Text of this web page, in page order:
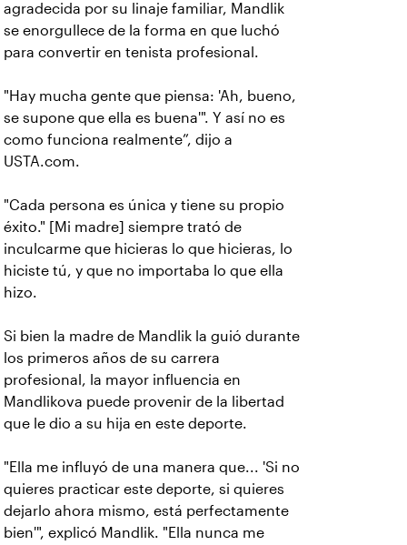
agradecida por su linaje familiar, Mandlik
se enorgullece de la forma en que luchó
para convertir en tenista profesional.
"Hay mucha gente que piensa: 'Ah, bueno,
se supone que ella es buena'". Y así no es
como funciona realmente”, dijo a
USTA.com.
"Cada persona es única y tiene su propio
éxito." [Mi madre] siempre trató de
inculcarme que hicieras lo que hicieras, lo
hiciste tú, y que no importaba lo que ella
hizo.
Si bien la madre de Mandlik la guió durante
los primeros años de su carrera
profesional, la mayor influencia en
Mandlikova puede provenir de la libertad
que le dio a su hija en este deporte.
"Ella me influyó de una manera que... 'Si no
quieres practicar este deporte, si quieres
dejarlo ahora mismo, está perfectamente
bien'", explicó Mandlik. "Ella nunca me